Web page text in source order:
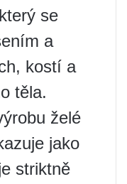
se
a
kostí a
těla.
želé
jako
striktně